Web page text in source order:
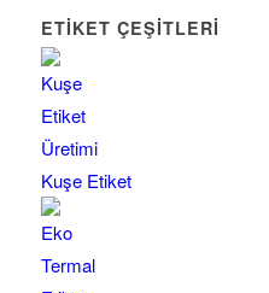
ETİKET ÇEŞİTLERİ
Kuşe Etiket